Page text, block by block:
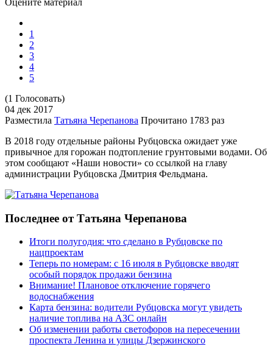
Оцените материал
1
2
3
4
5
(1 Голосовать)
04 дек 2017
Разместила Татьяна Черепанова Прочитано 1783 раз
В 2018 году отдельные районы Рубцовска ожидает уже
привычное для горожан подтопление грунтовыми водами. Об
этом сообщают «Наши новости» со ссылкой на главу
администрации Рубцовска Дмитрия Фельдмана.
Последнее от Татьяна Черепанова
Итоги полугодия: что сделано в Рубцовске по
нацпроектам
Теперь по номерам: с 16 июля в Рубцовске вводят
особый порядок продажи бензина
Внимание! Плановое отключение горячего
водоснабжения
Карта бензина: водители Рубцовска могут увидеть
наличие топлива на АЗС онлайн
Об изменении работы светофоров на пересечении
проспекта Ленина и улицы Дзержинского